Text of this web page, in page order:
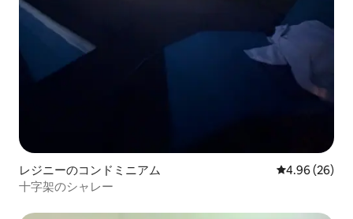
レジニーのコンドミニアム レビュー26
4.96 (26)
十字架のシャレー